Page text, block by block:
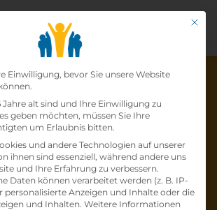
wurde schon
Lehre
(w/m/d)
Mit
Datenschutz-
Einwilligung, bevor Sie unsere Website
Jahre alt sind und Ihre Einwilligung zu
geben möchten, müssen Sie Ihre
um Erlaubnis bitten.
und andere Technologien auf unserer
ihnen sind essenziell, während andere uns
und Ihre Erfahrung zu verbessern.
Daten können verarbeitet werden (z. B. IP-
personalisierte Anzeigen und Inhalte oder die
und Inhalten. Weitere Informationen